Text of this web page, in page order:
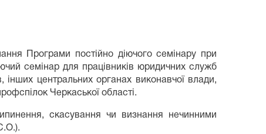
Програми постійно діючого семінару при
семінар для працівників юридичних служб
інших центральних органах виконавчої влади,
Черкаської області.
скасування чи визнання нечинними